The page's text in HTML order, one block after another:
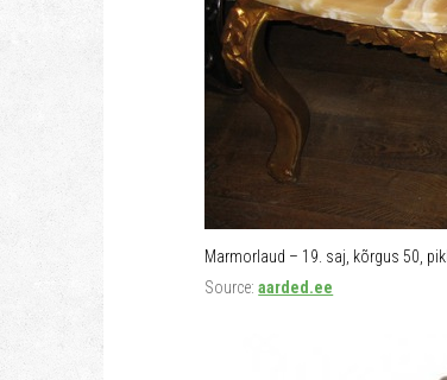
Marmorlaud – 19. saj, kõrgus 50,
Source:aarded.ee